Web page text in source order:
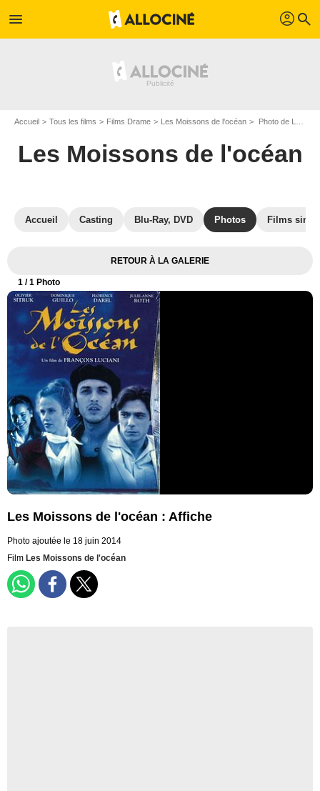
menu profil search
Accueil Tous les films Films Drame Les Moissons de l'océan Photo de Les Moissons de l'océan - Photo 1
Les Moissons de l'océan
Accueil Casting Blu-Ray, DVD Photos Films
RETOUR À LA GALERIE
1 / 1 Photo
Les Moissons de l'océan : Affiche
Photo ajoutée le 18 juin 2014
Film Les Moissons de l'océan